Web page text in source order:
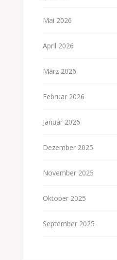
Mai 2026
April 2026
März 2026
Februar 2026
Januar 2026
Dezember 2025
November 2025
Oktober 2025
September 2025